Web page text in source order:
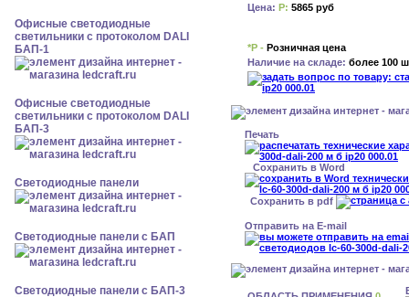
Офисные светодиодные
светильники с протоколом DALI
БАП-1
Офисные светодиодные
светильники с протоколом DALI
БАП-3
Cветодиодные панели
Cветодиодные панели с БАП
Cветодиодные панели с БАП-3
Цена: Р: 5865 руб
*Р - Розничная цена
Наличие на складе: более 100
Печать
Сохранить в Word
Сохранить в pdf
Отправить на E-mail